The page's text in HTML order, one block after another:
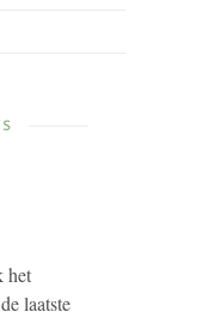
het
laatste